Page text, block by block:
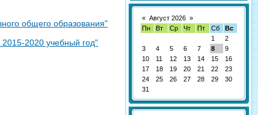
общего образования"
2020 учебный год"
« Август 2026 »
Пн
Вт Ср Чт Пт Сб
Вс
1
2
3
4 5 6 7 8
9
10
11 12 13 14 15
16
17
18 19 20 21 22
23
24
25 26 27 28 29
30
31